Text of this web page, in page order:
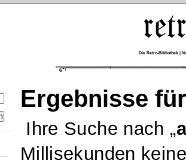
Die Retro-Bibliothek |
Ergebnisse
Ihre Suche nach
Millisekunden